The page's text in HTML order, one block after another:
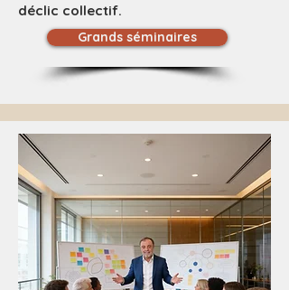
déclic collectif.​
Grands séminaires